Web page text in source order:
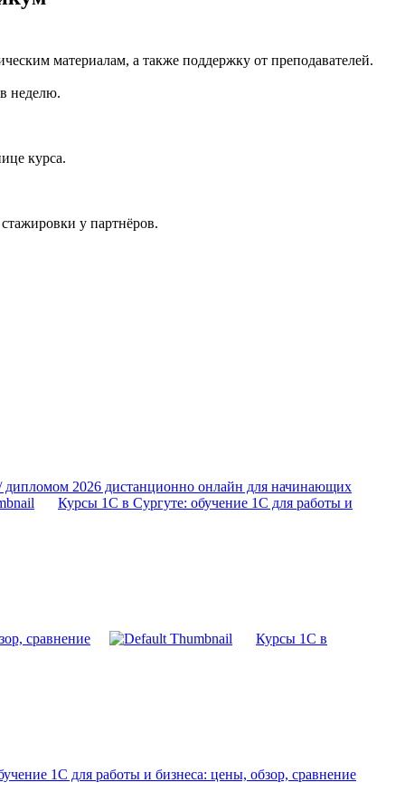
материалам, а также поддержку от преподавателей.
неделю.
курса.
у партнёров.
дипломом 2026 дистанционно онлайн для начинающих
Курсы 1С в Сургуте: обучение 1С для работы и
сравнение Курсы 1С в
1С для работы и бизнеса: цены, обзор, сравнение